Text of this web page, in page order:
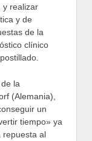
y realizar
y de
de la
clínico
la
(Alemania),
un
tiempo» ya
repuesta al